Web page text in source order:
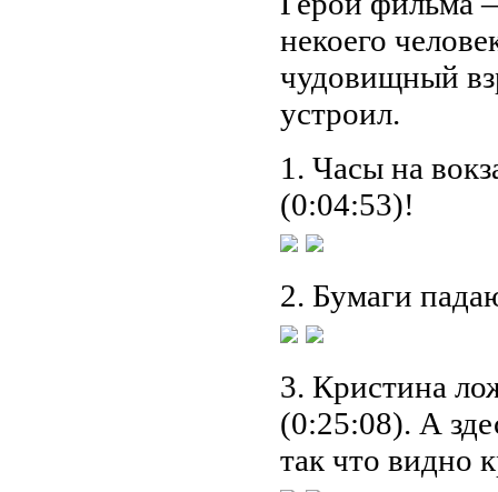
некоего
чудовищный
устроил.
1. Часы на
(0:04:53)!
2. Бумаги
3. Кристина
(0:25:08). А
так что видно